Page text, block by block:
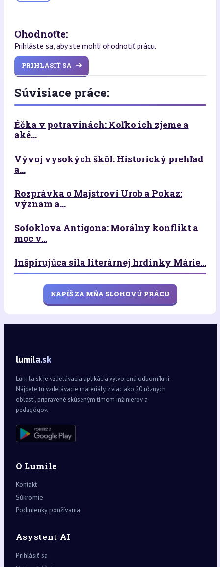
Ohodnoťte:
Prihláste sa, aby ste mohli ohodnotiť prácu.
PRIHLÁSIŤ SA
Súvisiace práce:
Éčka v potravinách: Koľko ich zjeme a
aké...
Vývoj vysokých škôl: Historický prehľad
a...
Rozprávka o Majstrovi Urob a Pokaz:
význam a...
Sofoklova Antigona: Morálny konflikt a
moc v...
Inšpirujúca sila literárnej hrdinky Márie...
NAPÍŠ ZA MŇA SLOHOVÚ PRÁCU
lumila.sk
Lumila.sk je vzdelávacia aplikácia vytvorená odborníkmi.
Nájdete tu vzdelávacie materiály z viac ako 20 rôznych
oblastí, pripravené skúseným tímom inžinierov a
pedagógov.
O Lumile
Kontakt
Súkromie
Podmienky používania
Asystent AI
Prihlásiť sa